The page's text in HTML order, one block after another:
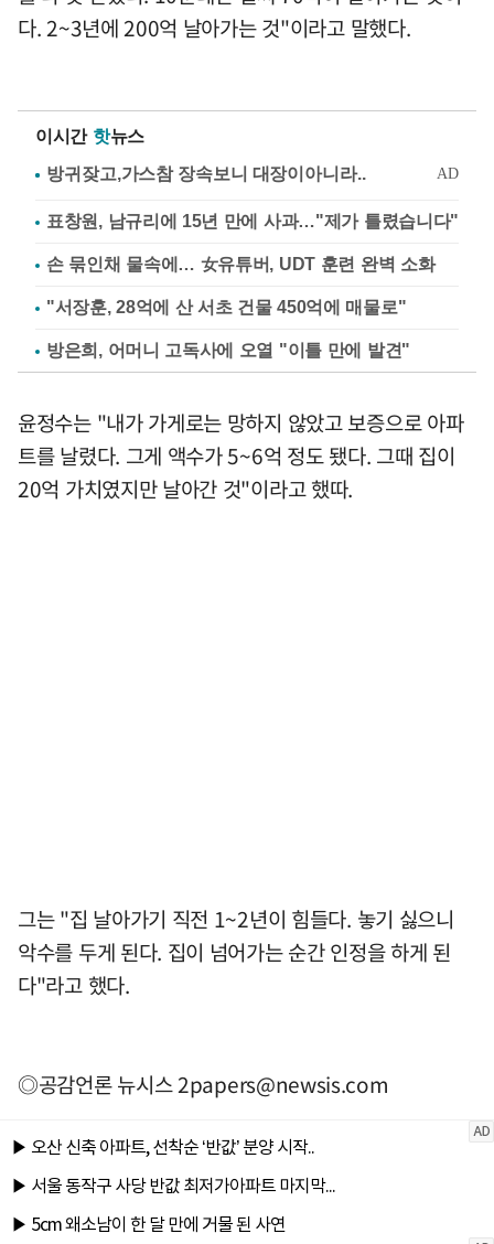
다. 2~3년에 200억 날아가는 것"이라고 말했다.
이시간 핫뉴스
표창원, 남규리에 15년 만에 사과…"제가 틀렸습니다"
손 묶인채 물속에… 女유튜버, UDT 훈련 완벽 소화
"서장훈, 28억에 산 서초 건물 450억에 매물로"
방은희, 어머니 고독사에 오열 "이틀 만에 발견"
윤정수는 "내가 가게로는 망하지 않았고 보증으로 아파
트를 날렸다. 그게 액수가 5~6억 정도 됐다. 그때 집이
20억 가치였지만 날아간 것"이라고 했따.
그는 "집 날아가기 직전 1~2년이 힘들다. 놓기 싫으니
악수를 두게 된다. 집이 넘어가는 순간 인정을 하게 된
다"라고 했다.
◎공감언론 뉴시스2papers@newsis.com